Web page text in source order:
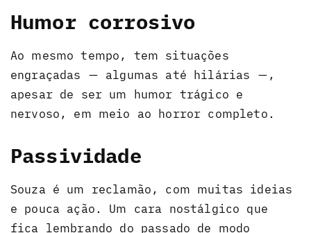
Humor corrosivo
Ao mesmo tempo, tem situações
engraçadas — algumas até hilárias —,
apesar de ser um humor trágico e
nervoso, em meio ao horror completo.
Passividade
Souza é um reclamão, com muitas ideias
e pouca ação. Um cara nostálgico que
fica lembrando do passado de modo